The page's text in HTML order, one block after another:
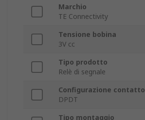
Marchio
TE Connectivity
Tensione bobina
3V cc
Tipo prodotto
Relè di segnale
Configurazione contatto
DPDT
Tipo montaggio